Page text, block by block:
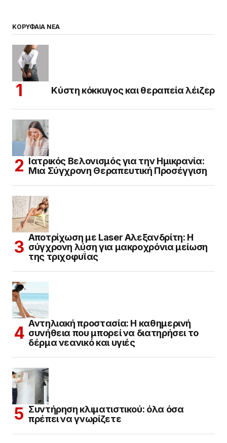
ΚΟΡΥΦΑΙΑ ΝΕΑ
Κύστη κόκκυγος και θεραπεία λέιζερ
Ιατρικός Βελονισμός για την Ημικρανία:
Μια Σύγχρονη Θεραπευτική Προσέγγιση
Αποτρίχωση με Laser Αλεξανδρίτη: Η
σύγχρονη λύση για μακροχρόνια μείωση
της τριχοφυΐας
Αντηλιακή προστασία: Η καθημερινή
συνήθεια που μπορεί να διατηρήσει το
δέρμα νεανικό και υγιές
Συντήρηση κλιματιστικού: όλα όσα
πρέπει να γνωρίζετε